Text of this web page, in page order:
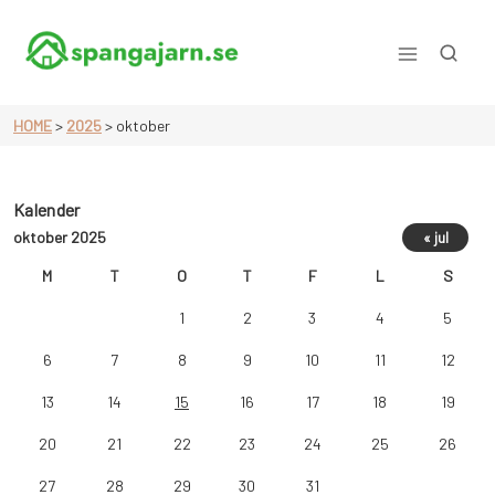
content
HOME> 2025> oktober
Kalender
oktober 2025
M T O T F L S
1 2 3 4 5
6 7 8 9 10 11 12
13 14 15 16 17 18 19
20 21 22 23 24 25 26
27 28 29 30 31
« jul